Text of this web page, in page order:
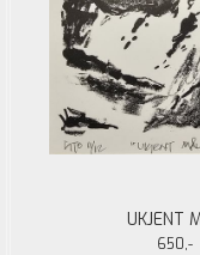
UKJENT
650,-